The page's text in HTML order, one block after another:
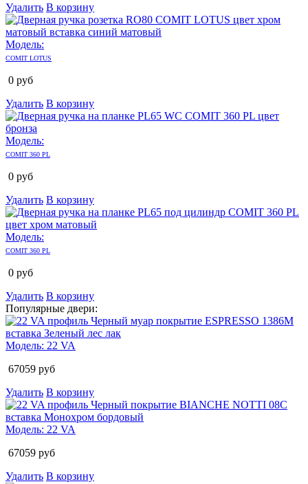
Удалить В корзину
Модель:
COMIT LOTUS
0 руб
Удалить В корзину
Модель:
COMIT 360 PL
0 руб
Удалить В корзину
Модель:
COMIT 360 PL
0 руб
Удалить В корзину
Популярные двери:
Модель: 22 VA
67059 руб
Удалить В корзину
Модель: 22 VA
67059 руб
Удалить В корзину